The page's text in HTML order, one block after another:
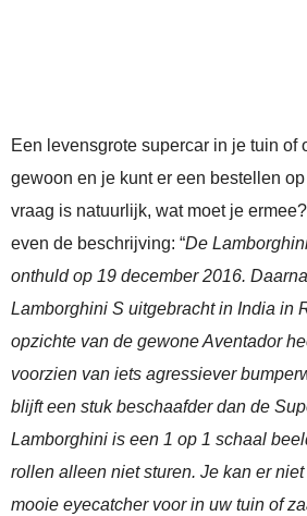
Een levensgrote supercar in je tuin of
gewoon en je kunt er een bestellen
vraag is natuurlijk, wat moet je
even de beschrijving: “De
onthuld op 19 december 2016.
Lamborghini S uitgebracht in India in
opzichte van de gewone Aventador
voorzien van iets agressiever
blijft een stuk beschaafder dan de
Lamborghini is een 1 op 1 schaal
rollen alleen niet sturen. Je kan er
mooie eyecatcher voor in uw tuin of